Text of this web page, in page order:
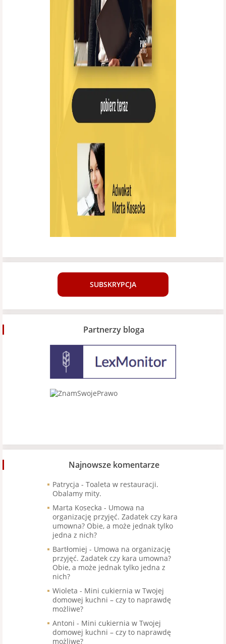
SUBSKRYPCJA
Partnerzy bloga
Najnowsze komentarze
Patrycja - Toaleta w restauracji.
Obalamy mity.
Marta Kosecka - Umowa na
organizację przyjęć. Zadatek czy kara
umowna? Obie, a może jednak tylko
jedna z nich?
Bartłomiej - Umowa na organizację
przyjęć. Zadatek czy kara umowna?
Obie, a może jednak tylko jedna z
nich?
Wioleta - Mini cukiernia w Twojej
domowej kuchni – czy to naprawdę
możliwe?
Antoni - Mini cukiernia w Twojej
domowej kuchni – czy to naprawdę
możliwe?